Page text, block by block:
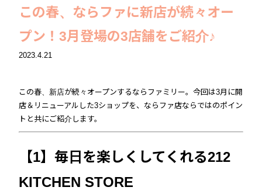
この春、ならファに新店が続々オー
プン！3月登場の3店舗をご紹介♪
2023.4.21
この春、新店が続々オープンするならファミリー。今回は3月に開
店＆リニューアルした3ショップを、ならファ店ならではのポイン
トと共にご紹介します。
【1】毎日を楽しくしてくれる212
KITCHEN STORE